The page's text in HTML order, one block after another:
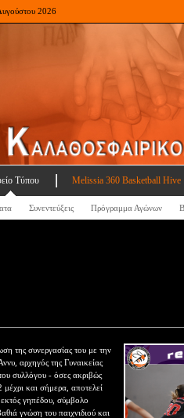
2026
Τύπου Melissia 360 Basketball Hive
Συνεντεύξεις Πρόγραμμα Αγώνων
της συνεργασίας του με την
αρχηγός της Γυναικείας
συλλόγου - όσες ακριβώς
μέχρι και σήμερα, αποτελεί
γηπέδου, σύμβολο
γνώση του παιχνιδιού και